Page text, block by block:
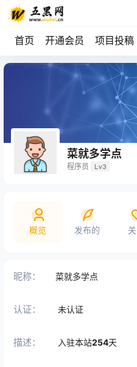
首页 开通会员 项目投稿
菜就多学点
程序员 Lv3
概览 发布的
昵称： 菜就多学点
认证： 未认证
描述： 入驻本站254天